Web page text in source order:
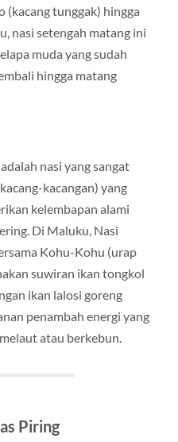
(kacang tunggak) hingga
nasi setengah matang ini
muda yang sudah
hingga matang
nasi yang sangat
kacangan) yang
kelembapan alami
Di Maluku, Nasi
Kohu-Kohu (urap
suwiran ikan tongkol
ikan lalosi goreng
penambah energi yang
atau berkebun.
Piring